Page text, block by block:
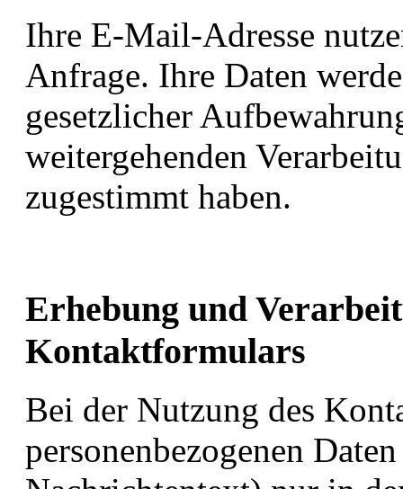
Ihre E-Mail-Adresse
Anfrage. Ihre Daten
gesetzlicher
weitergehenden
zugestimmt haben.
Erhebung und
Kontaktformulars
Bei der Nutzung des
personenbezogenen